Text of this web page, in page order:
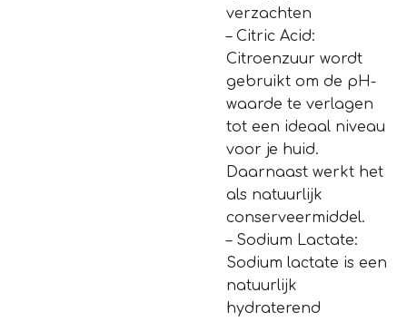
verzachten
– Citric Acid:
Citroenzuur wordt
gebruikt om de pH-
waarde te verlagen
tot een ideaal niveau
voor je huid.
Daarnaast werkt het
als natuurlijk
conserveermiddel.
– Sodium Lactate:
Sodium lactate is een
natuurlijk
hydraterend